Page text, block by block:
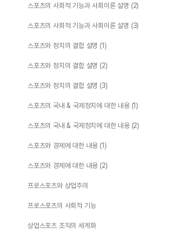
스포츠의 사회적 기능과 사회이론 설명 (2)
스포츠의 사회적 기능과 사회이론 설명 (3)
스포츠와 정치의 결합 설명 (1)
스포츠와 정치의 결합 설명 (2)
스포츠와 정치의 결합 설명 (3)
스포츠의 국내 & 국제정치에 대한 내용 (1)
스포츠의 국내 & 국제정치에 대한 내용 (2)
스포츠와 경제에 대한 내용 (1)
스포츠와 경제에 대한 내용 (2)
프로스포츠와 상업주의
프로스포츠의 사회적 기능
상업스포츠 조직의 세계화